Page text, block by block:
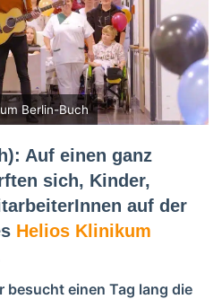
Berlin-Buch
Auf einen ganz
sich, Kinder,
auf der
Helios Klinikum
besucht einen Tag lang die